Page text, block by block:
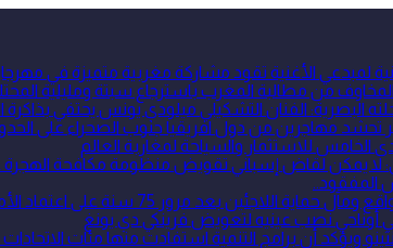
لمبدعي الأغنية تقود مشاركة مغربية متميزة في
المخاوف من مطالبة المغرب باسترجاع سبتة ومليلية
البصرية: الفنان التشكيلي ميلودي يونس يحتفي
تحشد مهاجرين من دول افريقيا جنوب الصحراء على
الخامس للاستثمار والسياحة لمغاربة العالم
يمكن لقاض إسباني تقويض منظومة مكافحة الهجرة
المفقود..
مرور 75 سنة على اعتماد الأمم المتحدة للاتفاقية الخاصة بوضع اللاجئين
أوناحي نصب عينيه لتعويض فرينكي دي يونغ
ويؤكد أن برامج التنمية استفادت منها مئات الاتحادات